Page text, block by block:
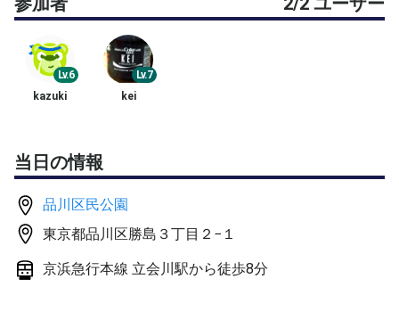
ご理解いただける方のみ参加申請していただけると助かり
ます
【イベント詳細】
10分前後のウォーミングアップ後にゲーム形式で練習し
・４ゲーム先取
・20分タイムマッチ
・５ゲーム消化
で行うことが多いですが、大会前などで１セット、６先取
で練習したいなど、参加者からのご要望があればお気軽に
ご相談ください
Lv.6
kazuki
Lv.7
kei
当日の情報
品川区民公園
東京都品川区勝島３丁目２−１
京浜急行本線 立会川駅から徒歩8分